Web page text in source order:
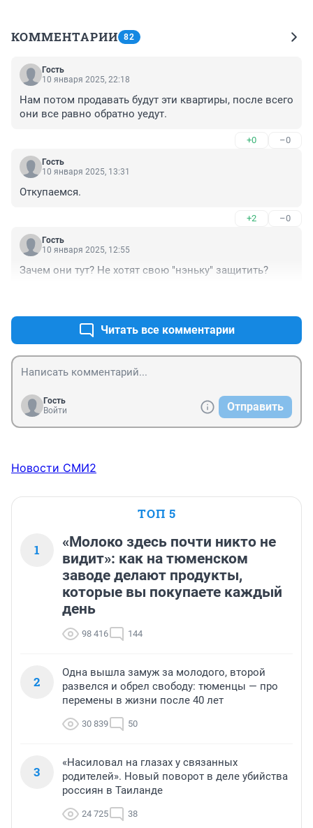
КОММЕНТАРИИ 82
Гость
10 января 2025, 22:18
Нам потом продавать будут эти квартиры, после всего
они все равно обратно уедут.
+0 –0
Гость
10 января 2025, 13:31
Откупаемся.
+2 –0
Гость
10 января 2025, 12:55
Зачем они тут? Не хотят свою "нэньку" защитить?
Читать все комментарии
Гость
Войти
Отправить
Новости СМИ2
ТОП 5
1
«Молоко здесь почти никто не
видит»: как на тюменском
заводе делают продукты,
которые вы покупаете каждый
день
98 416 144
2
Одна вышла замуж за молодого, второй
развелся и обрел свободу: тюменцы — про
перемены в жизни после 40 лет
30 839 50
3
«Насиловал на глазах у связанных
родителей». Новый поворот в деле убийства
россиян в Таиланде
24 725 38